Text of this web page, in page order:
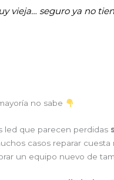
vieja… seguro ya no
no sabe
led que parecen perdidas
casos reparar cuesta
un equipo nuevo de